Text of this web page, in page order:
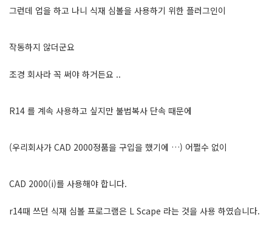
그런데 업을 하고 나니 식재 심볼을 사용하기 위한 플러그인이
작동하지 않더군요
조경 회사라 꼭 써야 하거든요 ..
R14 를 계속 사용하고 싶지만 불법복사 단속 때문에
(우리회사가 CAD 2000정품을 구입을 했기에 …) 어쩔수 없이
CAD 2000(i)를 사용해야 합니다.
r14때 쓰던 식재 심볼 프로그램은 L Scape 라는 것을 사용 하였습니다.